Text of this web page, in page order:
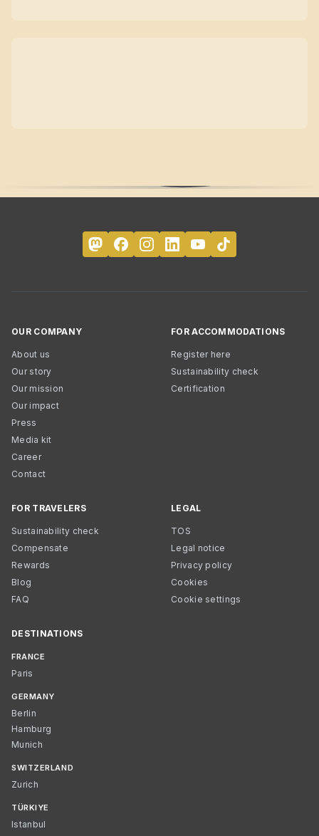
OUR COMPANY
About us
Our story
Our mission
Our impact
Press
Media kit
Career
Contact
FOR ACCOMMODATIONS
Register here
Sustainability check
Certification
FOR TRAVELERS
Sustainability check
Compensate
Rewards
Blog
FAQ
LEGAL
TOS
Legal notice
Privacy policy
Cookies
Cookie settings
DESTINATIONS
FRANCE
Paris
GERMANY
Berlin
Hamburg
Munich
SWITZERLAND
Zurich
TÜRKIYE
Istanbul